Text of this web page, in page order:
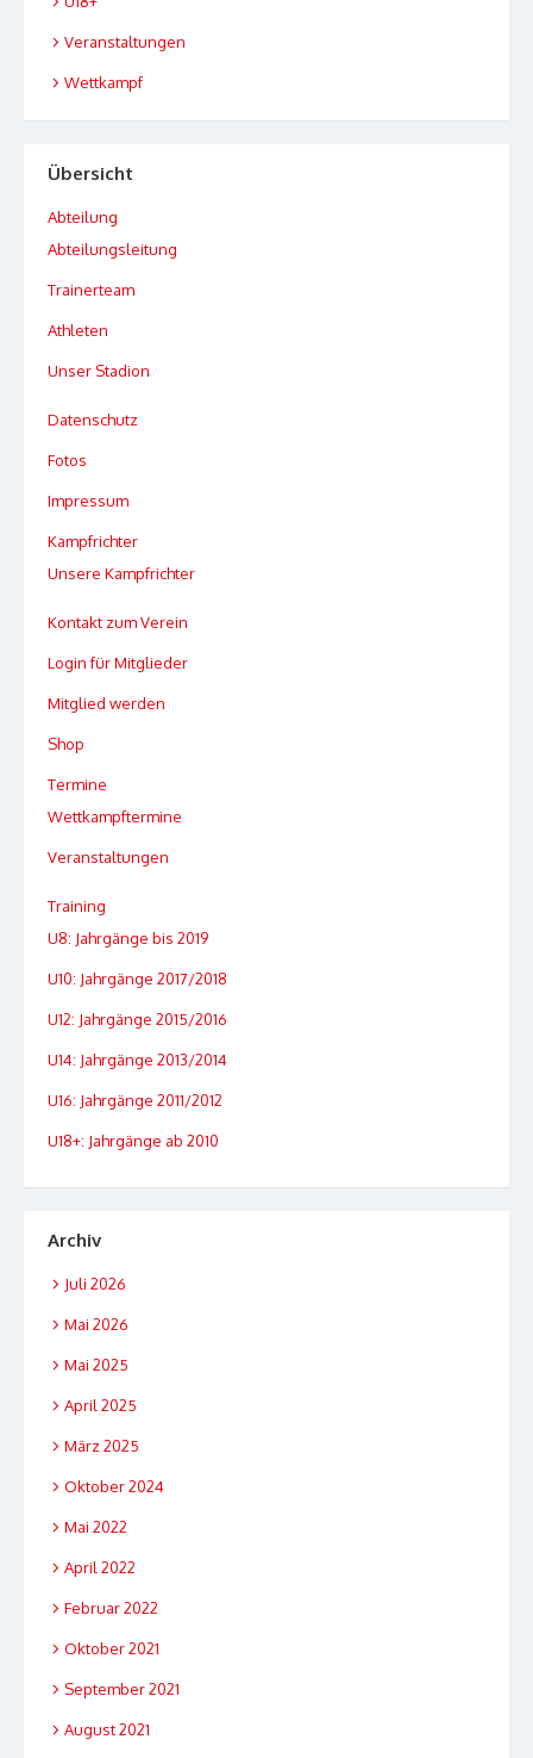
Veranstaltungen
Wettkampf
Übersicht
Abteilung
Abteilungsleitung
Trainerteam
Athleten
Unser Stadion
Datenschutz
Fotos
Impressum
Kampfrichter
Unsere Kampfrichter
Kontakt zum Verein
Login für Mitglieder
Mitglied werden
Shop
Termine
Wettkampftermine
Veranstaltungen
Training
U8: Jahrgänge bis 2019
U10: Jahrgänge 2017/2018
U12: Jahrgänge 2015/2016
U14: Jahrgänge 2013/2014
U16: Jahrgänge 2011/2012
U18+: Jahrgänge ab 2010
Archiv
Juli 2026
Mai 2026
Mai 2025
April 2025
März 2025
Oktober 2024
Mai 2022
April 2022
Februar 2022
Oktober 2021
September 2021
August 2021